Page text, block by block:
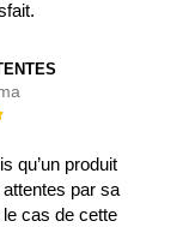
qu’un produit
par sa
le cas de cette